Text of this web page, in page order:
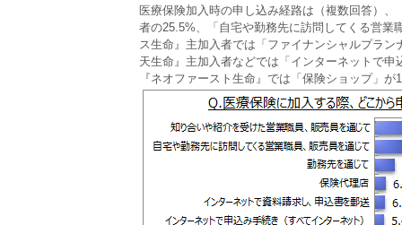
医療保険加入時の申し込み経路は（複数回答）
者の25.5%、「自宅や勤務先に訪問してくる営
ス生命』主加入者では「ファイナンシャルプラ
天生命』主加入者などでは「インターネットで
『ネオファースト生命』では「保険ショップ」が